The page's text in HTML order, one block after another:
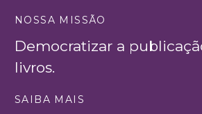
NOSSA MISSÃO
Democratizar a
livros.
SAIBA MAIS